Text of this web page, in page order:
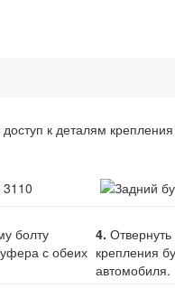
к деталям
болту
с обеих
4.
крепления
автомобиля.